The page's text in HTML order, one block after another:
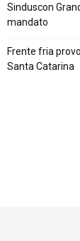
Sinduscon
mandato
Frente fria
Santa Catarina